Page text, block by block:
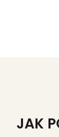
JAK